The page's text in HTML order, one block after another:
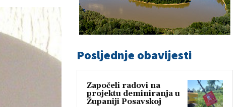
Posljednje obavijesti
Započeli radovi na
projektu deminiranja u
Županiji Posavskoj